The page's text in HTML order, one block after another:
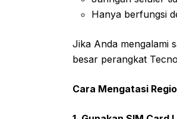
Hanya berfungsi
Jika Anda mengalami
besar perangkat
Cara Mengatasi